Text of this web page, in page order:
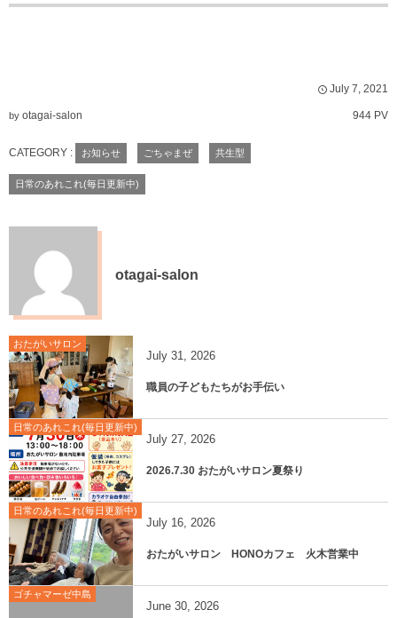
July 7 2021
by otagai-salon 944 PV
CATEGORY : お知らせ ごちゃまぜ 共生型
日常のあれこれ(毎日更新中)
otagai-salon
おたがいサロン
July 31 2026
職員の子どもたちがお手伝い
日常のあれこれ(毎日更新中)
July 27 2026
2026.7.30 おたがいサロン夏祭り
日常のあれこれ(毎日更新中)
July 16 2026
おたがいサロン HONOカフェ 火木営業中
ゴチャマーゼ中島
June 30 2026